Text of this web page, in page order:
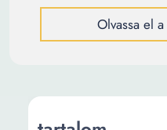
Olvassa el